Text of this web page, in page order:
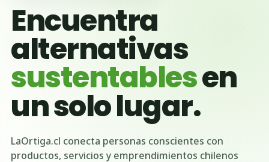
Encuentra
alternativas
sustentablesen
un solo lugar.
LaOrtiga.cl conecta personas conscientes con
productos, servicios y emprendimientos chilenos